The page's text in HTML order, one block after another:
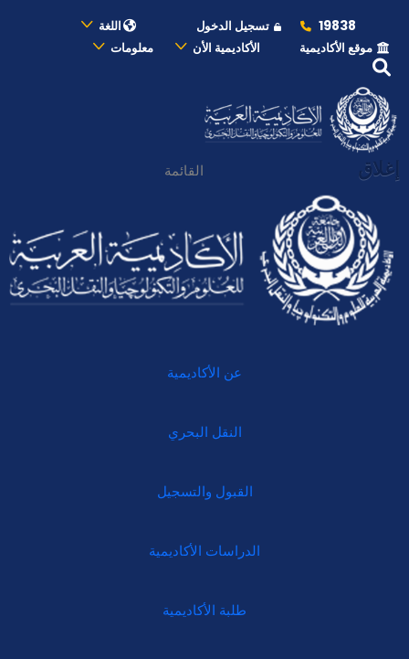
19838 تسجيل الدخول
اللغة
موقع الأكاديمية
الأكاديمية الأن معلومات
إغلاق القائمة
عن الأكاديمية
النقل البحري
القبول والتسجيل
الدراسات الأكاديمية
طلبة الأكاديمية